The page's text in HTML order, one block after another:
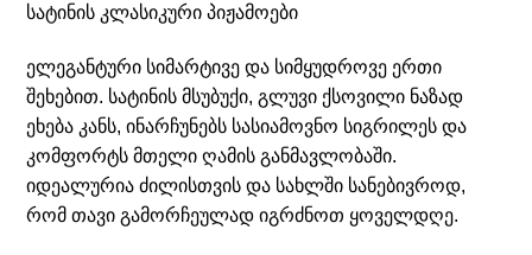
სატინის კლასიკური პიჟამოები
ელეგანტური სიმარტივე და სიმყუდროვე ერთი
შეხებით. სატინის მსუბუქი, გლუვი ქსოვილი ნაზად
ეხება კანს, ინარჩუნებს სასიამოვნო სიგრილეს და
კომფორტს მთელი ღამის განმავლობაში.
იდეალურია ძილისთვის და სახლში სანებივროდ,
რომ თავი გამორჩეულად იგრძნოთ ყოველდღე.